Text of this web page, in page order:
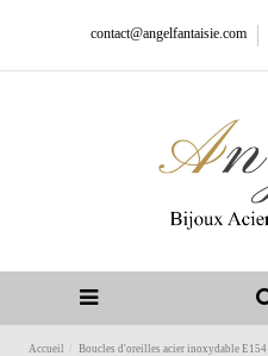
contact@angelfantaisie.com
Accueil Boucles d'oreilles acier inoxydable E154